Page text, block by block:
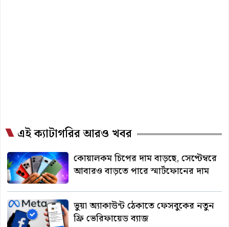
এই ক্যাটাগরির আরও খবর
কোয়ালকম চিপের দাম বাড়ছে, সেপ্টেম্বরে
আবারও বাড়তে পারে স্মার্টফোনের দাম
ভুয়া অ্যাকাউন্ট ঠেকাতে ফেসবুকের নতুন
ফ্রি ভেরিফায়েড ব্যাজ